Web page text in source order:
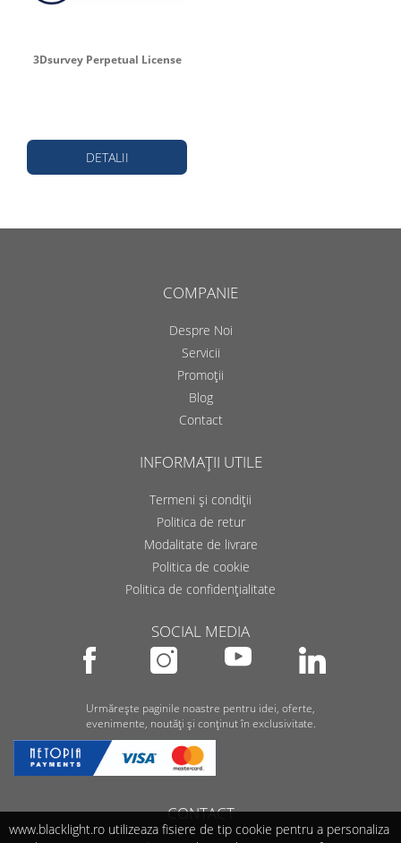
3Dsurvey Perpetual License
DETALII
COMPANIE
Despre Noi
Servicii
Promoții
Blog
Contact
INFORMAȚII UTILE
Termeni și condiții
Politica de retur
Modalitate de livrare
Politica de cookie
Politica de confidențialitate
SOCIAL MEDIA
Urmărește paginile noastre pentru idei, oferte,
evenimente, noutăți și conținut în exclusivitate.
CONTACT
www.blacklight.ro utilizeaza fisiere de tip cookie pentru a personaliza